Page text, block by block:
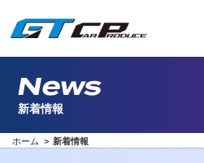
News
新着情報
ホーム > 新着情報